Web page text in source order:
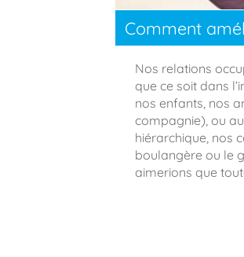
Comment
Nos relations
que ce soit dans
nos enfants, nos
compagnie), ou
hiérarchique, nos
boulangère ou le
aimerions que